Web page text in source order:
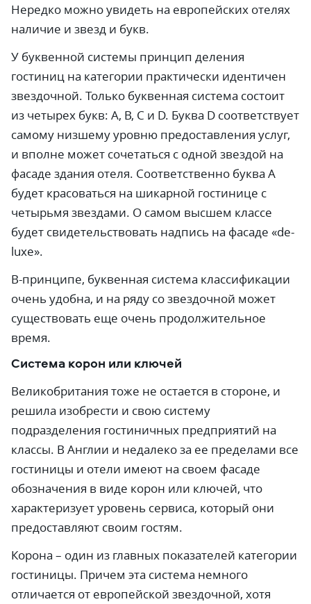
Нередко можно увидеть на европейских отелях
наличие и звезд и букв.
У буквенной системы принцип деления
гостиниц на категории практически идентичен
звездочной. Только буквенная система состоит
из четырех букв: А, В, С и D. Буква D соответствует
самому низшему уровню предоставления услуг,
и вполне может сочетаться с одной звездой на
фасаде здания отеля. Соответственно буква А
будет красоваться на шикарной гостинице с
четырьмя звездами. О самом высшем классе
будет свидетельствовать надпись на фасаде «de-
luxe».
В-принципе, буквенная система классификации
очень удобна, и на ряду со звездочной может
существовать еще очень продолжительное
время.
Система корон или ключей
Великобритания тоже не остается в стороне, и
решила изобрести и свою систему
подразделения гостиничных предприятий на
классы. В Англии и недалеко за ее пределами все
гостиницы и отели имеют на своем фасаде
обозначения в виде корон или ключей, что
характеризует уровень сервиса, который они
предоставляют своим гостям.
Корона – один из главных показателей категории
гостиницы. Причем эта система немного
отличается от европейской звездочной, хотя